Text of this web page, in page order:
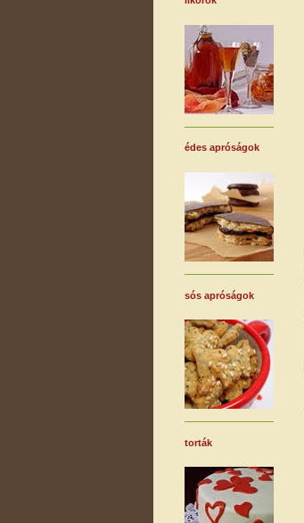
édes apróságok
sós apróságok
torták